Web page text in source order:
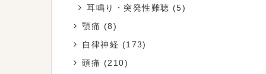
耳鳴り・突発性難聴 (5)
顎痛 (8)
自律神経 (173)
頭痛 (210)